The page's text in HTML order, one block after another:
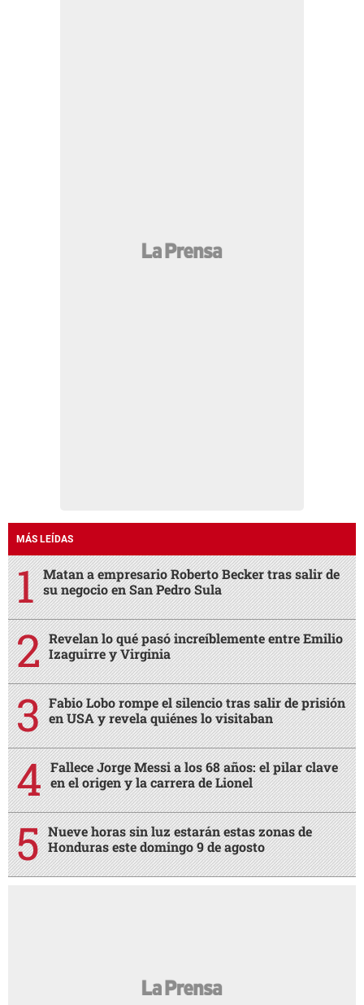
MÁS LEÍDAS
Matan a empresario Roberto Becker tras salir de
su negocio en San Pedro Sula
Revelan lo qué pasó increíblemente entre Emilio
Izaguirre y Virginia
Fabio Lobo rompe el silencio tras salir de prisión
en USA y revela quiénes lo visitaban
Fallece Jorge Messi a los 68 años: el pilar clave
en el origen y la carrera de Lionel
Nueve horas sin luz estarán estas zonas de
Honduras este domingo 9 de agosto